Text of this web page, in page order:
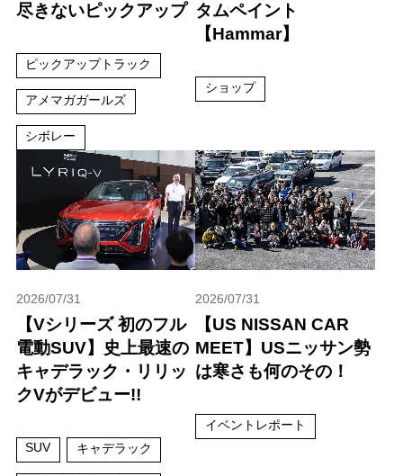
尽きないピックアップ
ピックアップトラック
アメマガガールズ
シボレー
タムペイント
【Hammar】
ショップ
2026/07/31
【Vシリーズ 初のフル
電動SUV】史上最速の
キャデラック・リリッ
クVがデビュー!!
SUV キャデラック
2026/07/31
【US NISSAN CAR
MEET】USニッサン勢
は寒さも何のその！
イベントレポート